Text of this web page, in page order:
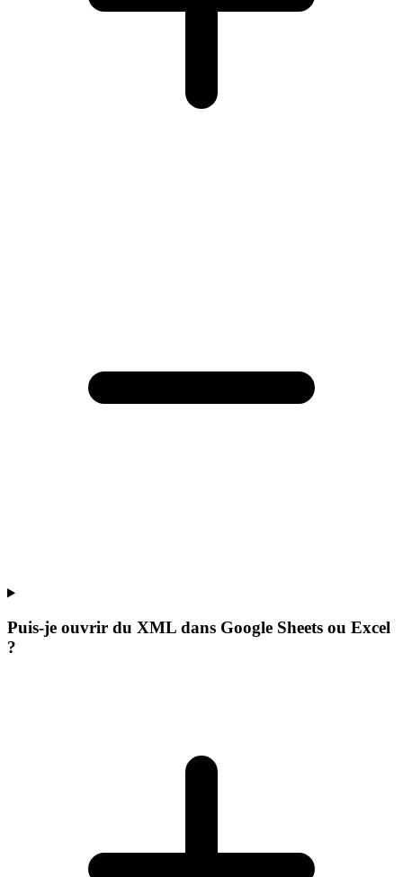
Puis-je ouvrir du XML dans Google Sheets ou Excel
?